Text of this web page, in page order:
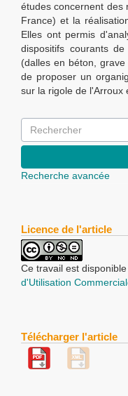
études concernent des
France) et la
Elles ont permis
dispositifs courants
(dalles en béton,
de proposer un
sur la rigole de l'Arroux
Recherche avancée
Licence de l'article
Ce travail est
d'Utilisation
Télécharger l'article